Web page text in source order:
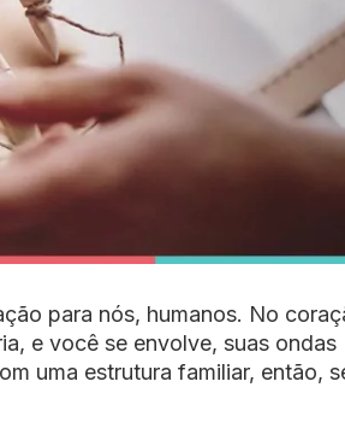
para nós, humanos. No
e você se envolve, suas ondas
uma estrutura familiar, então,